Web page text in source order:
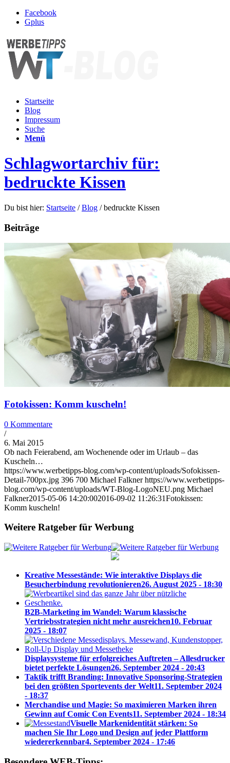
Facebook
Gplus
Startseite
Blog
Impressum
Suche
Menü
Schlagwortarchiv für:
bedruckte Kissen
Du bist hier: Startseite / Blog / bedruckte Kissen
Beiträge
Fotokissen: Komm kuscheln!
0 Kommentare
/
6. Mai 2015
Ob nach Feierabend, am Wochenende oder im Urlaub – das
Kuscheln…
https://www.werbetipps-blog.com/wp-content/uploads/Sofokissen-
Detail-700px.jpg 396 700 Michael Falkner https://www.werbetipps-
blog.com/wp-content/uploads/WT-Blog-LogoNEU.png Michael
Falkner2015-05-06 14:20:002016-09-02 11:26:31Fotokissen:
Komm kuscheln!
Weitere Ratgeber für Werbung
Kreative Messestände: Wie interaktive Displays die
Besucherbindung revolutionieren26. August 2025 - 18:30
B2B-Marketing im Wandel: Warum klassische
Vertriebsstrategien nicht mehr ausreichen10. Februar
2025 - 18:07
Displaysysteme für erfolgreiches Auftreten – Allesdrucker
bietet perfekte Lösungen26. September 2024 - 20:43
Taktik trifft Branding: Innovative Sponsoring-Strategien
bei den größten Sportevents der Welt11. September 2024
- 18:37
Merchandise und Magie: So maximieren Marken ihren
Gewinn auf Comic Con Events11. September 2024 - 18:34
Visuelle Markenidentität stärken: So
machen Sie Ihr Logo und Design auf jeder Plattform
wiedererkennbar4. September 2024 - 17:46